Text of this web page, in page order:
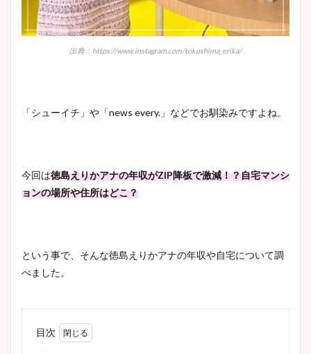
出典：https://www.instagram.com/tokushima_erika/
「シューイチ」や「news every. 」などでお馴染みですよね。
今回は徳島えりかアナの年収がZIP降板で激減！？自宅マンシ
ョンの場所や住所はどこ？
という事で、そんな徳島えりかアナの年収や自宅について調
べました。
目次